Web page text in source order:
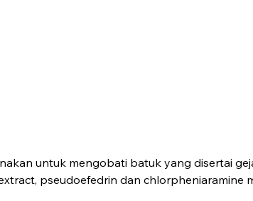
untuk mengobati batuk yang disertai
pseudoefedrin dan chlorpheniaramine